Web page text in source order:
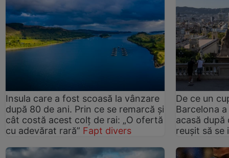
Insula care a fost scoasă la vânzare
după 80 de ani. Prin ce se remarcă și
cât costă acest colț de rai: „O ofertă
cu adevărat rară” Fapt divers
De ce un
Barcelona
acasă după
reușit să se